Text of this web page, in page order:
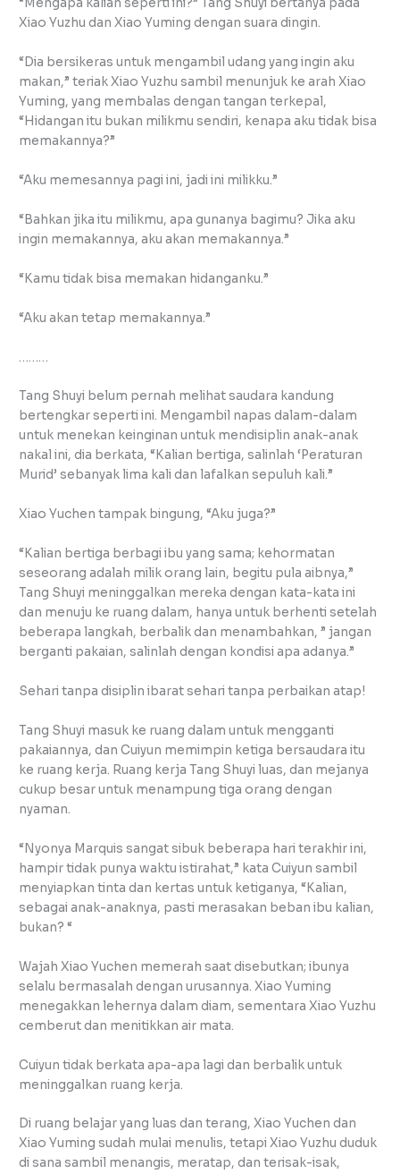
“Mengapa kalian seperti ini?” Tang Shuyi bertanya pada
Xiao Yuzhu dan Xiao Yuming dengan suara dingin.
“Dia bersikeras untuk mengambil udang yang ingin aku
makan,” teriak Xiao Yuzhu sambil menunjuk ke arah Xiao
Yuming, yang membalas dengan tangan terkepal,
“Hidangan itu bukan milikmu sendiri, kenapa aku tidak bisa
memakannya?”
“Aku memesannya pagi ini, jadi ini milikku.”
“Bahkan jika itu milikmu, apa gunanya bagimu? Jika aku
ingin memakannya, aku akan memakannya.”
“Kamu tidak bisa memakan hidanganku.”
“Aku akan tetap memakannya.”
………
Tang Shuyi belum pernah melihat saudara kandung
bertengkar seperti ini. Mengambil napas dalam-dalam
untuk menekan keinginan untuk mendisiplin anak-anak
nakal ini, dia berkata, “Kalian bertiga, salinlah ‘Peraturan
Murid’ sebanyak lima kali dan lafalkan sepuluh kali.”
Xiao Yuchen tampak bingung, “Aku juga?”
“Kalian bertiga berbagi ibu yang sama; kehormatan
seseorang adalah milik orang lain, begitu pula aibnya,”
Tang Shuyi meninggalkan mereka dengan kata-kata ini
dan menuju ke ruang dalam, hanya untuk berhenti setelah
beberapa langkah, berbalik dan menambahkan, ” jangan
berganti pakaian, salinlah dengan kondisi apa adanya.”
Sehari tanpa disiplin ibarat sehari tanpa perbaikan atap!
Tang Shuyi masuk ke ruang dalam untuk mengganti
pakaiannya, dan Cuiyun memimpin ketiga bersaudara itu
ke ruang kerja. Ruang kerja Tang Shuyi luas, dan mejanya
cukup besar untuk menampung tiga orang dengan
nyaman.
“Nyonya Marquis sangat sibuk beberapa hari terakhir ini,
hampir tidak punya waktu istirahat,” kata Cuiyun sambil
menyiapkan tinta dan kertas untuk ketiganya, “Kalian,
sebagai anak-anaknya, pasti merasakan beban ibu kalian,
bukan? “
Wajah Xiao Yuchen memerah saat disebutkan; ibunya
selalu bermasalah dengan urusannya. Xiao Yuming
menegakkan lehernya dalam diam, sementara Xiao Yuzhu
cemberut dan menitikkan air mata.
Cuiyun tidak berkata apa-apa lagi dan berbalik untuk
meninggalkan ruang kerja.
Di ruang belajar yang luas dan terang, Xiao Yuchen dan
Xiao Yuming sudah mulai menulis, tetapi Xiao Yuzhu duduk
di sana sambil menangis, meratap, dan terisak-isak,